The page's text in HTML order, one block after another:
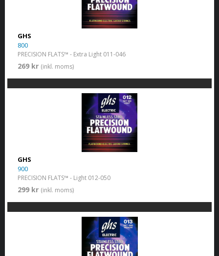
GHS
800
PRECISION FLATS™ - Extra Light 011-046
269 kr (inkl. moms)
GHS
900
PRECISION FLATS™ - Light 012-050
299 kr (inkl. moms)